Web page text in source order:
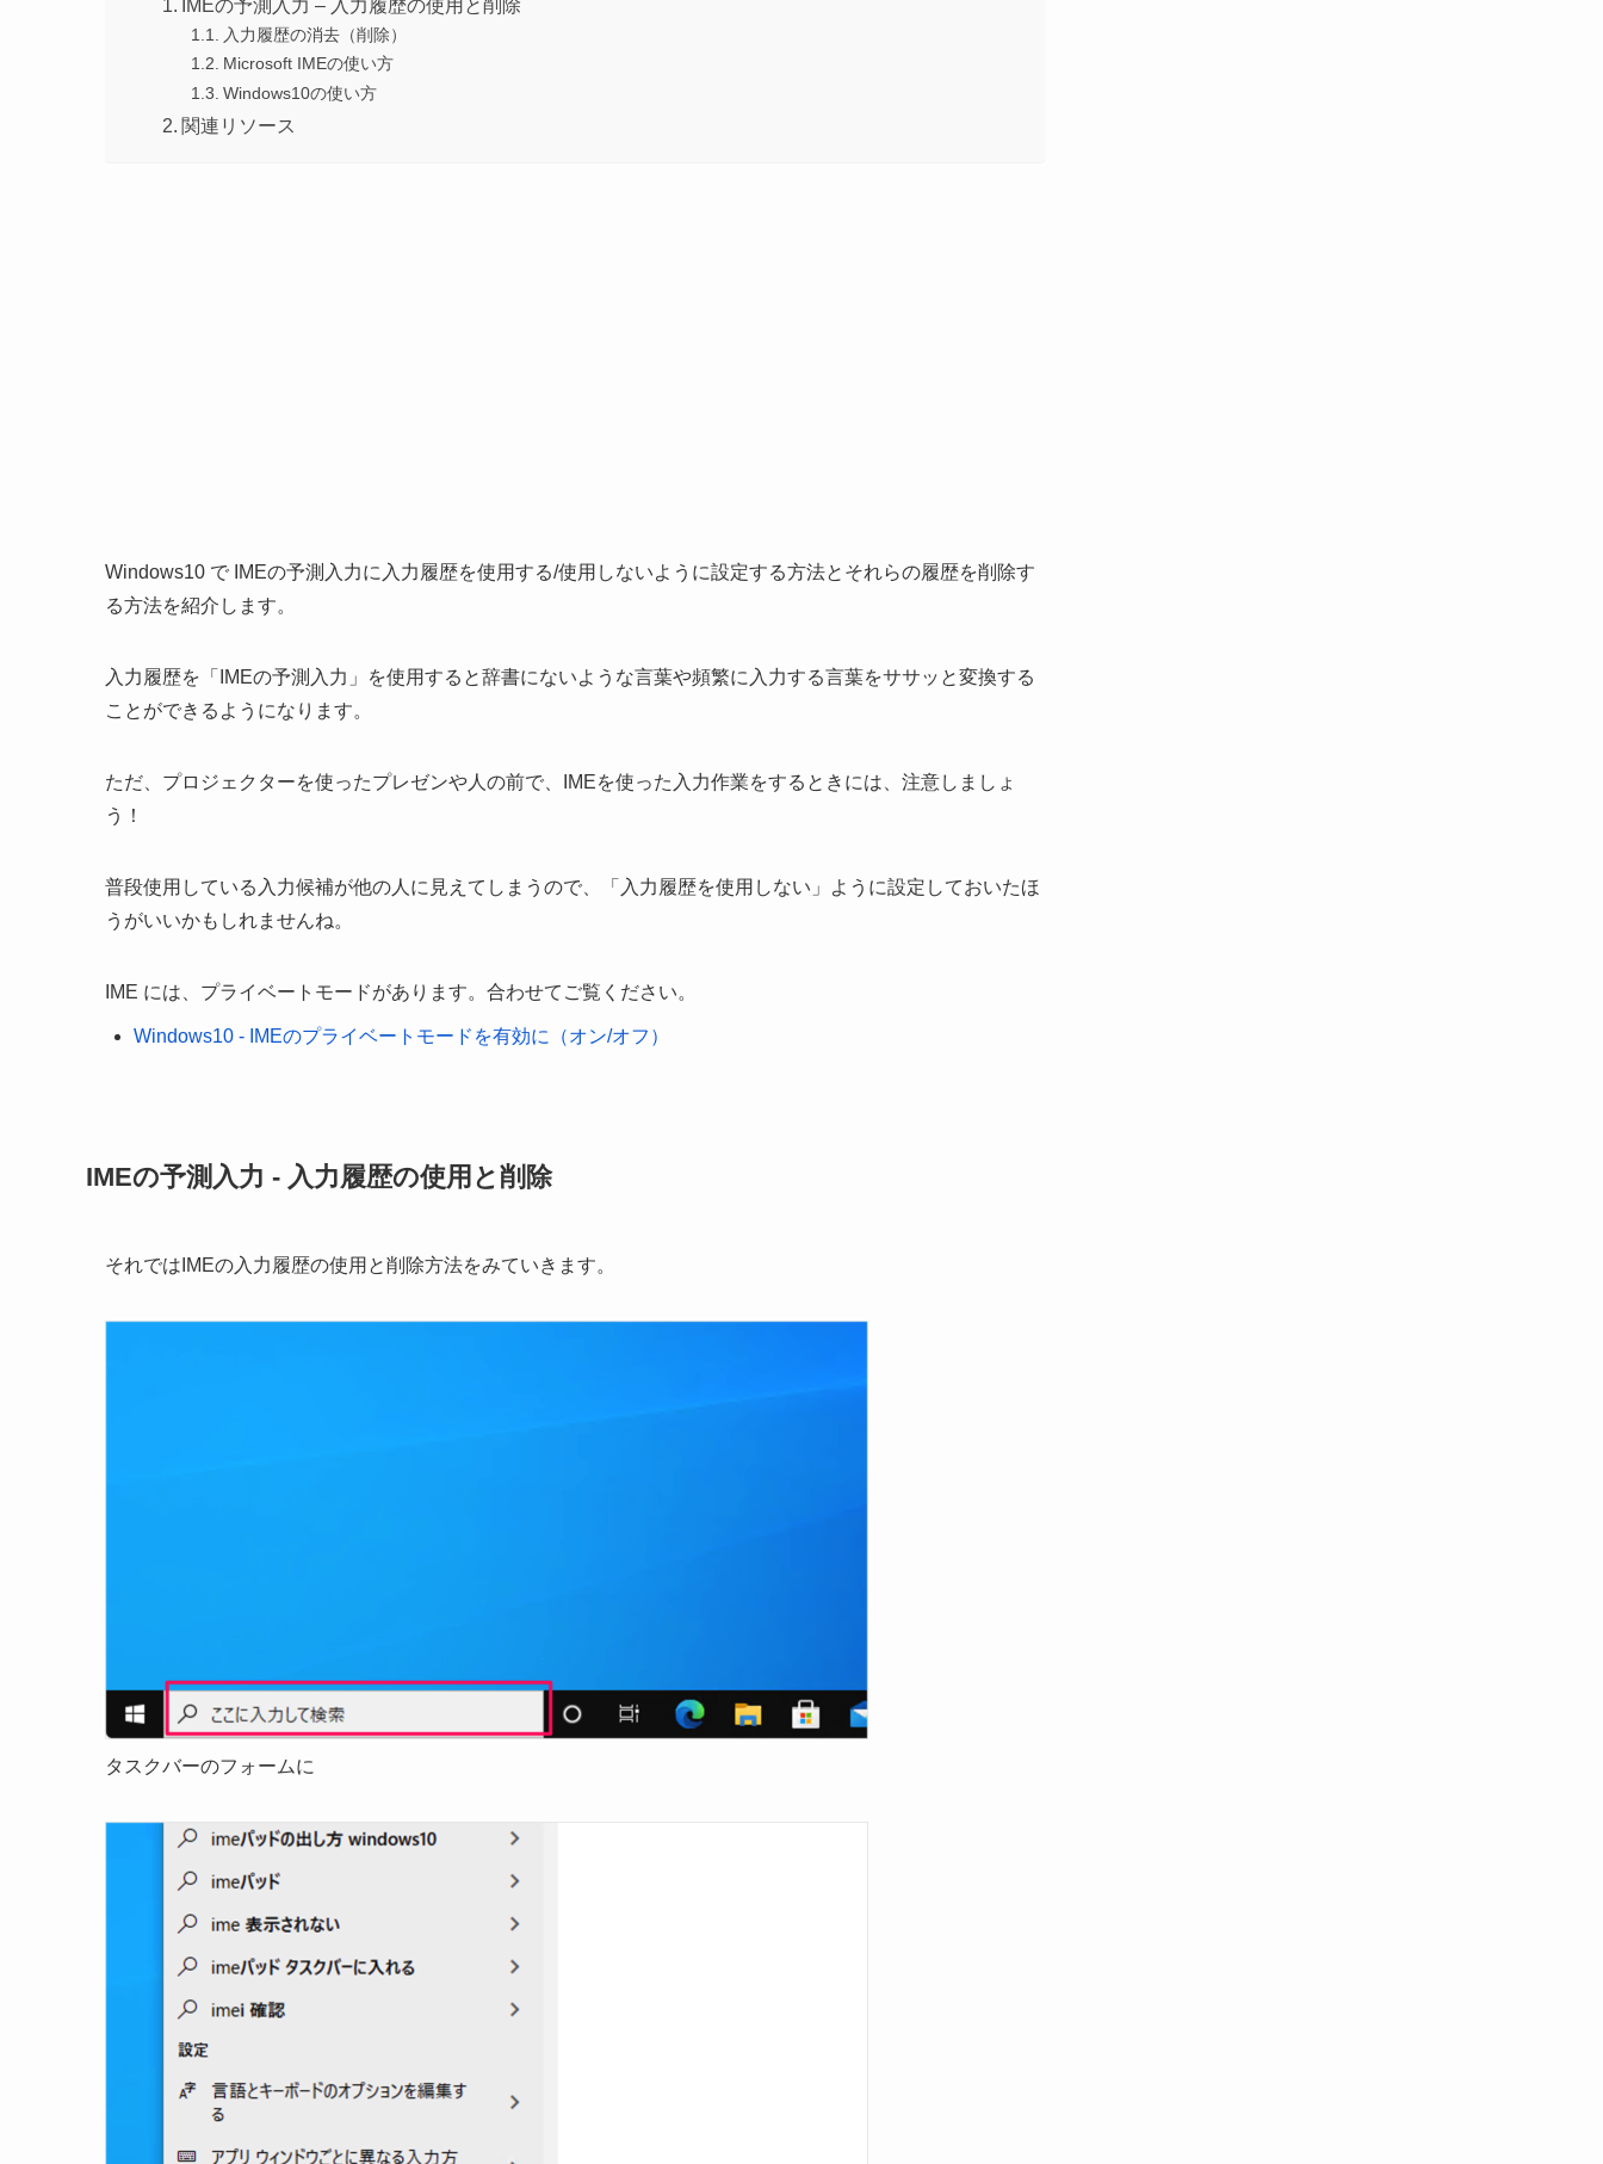
IMEの予測入力 – 入力履歴の使用と削除
入力履歴の消去（削除）
Microsoft IMEの使い方
Windows10の使い方
関連リソース
Windows10 で IMEの予測入力に入力履歴を使用する/使用しないように設定する方法とそれらの履歴を削除す
る方法を紹介します。
入力履歴を「IMEの予測入力」を使用すると辞書にないような言葉や頻繁に入力する言葉をササッと変換する
ことができるようになります。
ただ、プロジェクターを使ったプレゼンや人の前で、IMEを使った入力作業をするときには、注意しましょ
う！
普段使用している入力候補が他の人に見えてしまうので、「入力履歴を使用しない」ように設定しておいたほ
うがいいかもしれませんね。
IME には、プライベートモードがあります。合わせてご覧ください。
Windows10 - IMEのプライベートモードを有効に（オン/オフ）
IMEの予測入力 - 入力履歴の使用と削除
それではIMEの入力履歴の使用と削除方法をみていきます。
タスクバーのフォームに